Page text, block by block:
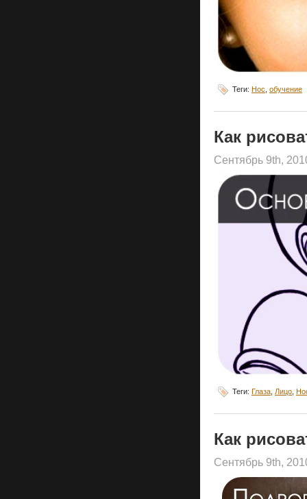
Теги: Нос обучение
Как
Сентябрь 9th,
Теги: Глаза Лицо
Как
Сентябрь 9th,